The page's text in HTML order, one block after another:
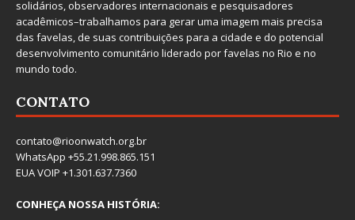
solidários, observadores internacionais e pesquisadores
acadêmicos–trabalhamos para gerar uma imagem mais precisa
das favelas, de suas contribuições para a cidade e do potencial
desenvolvimento comunitário liderado por favelas no Rio e no
mundo todo.
CONTATO
contato@rioonwatch.org.br
WhatsApp +55.21.998.865.151
EUA VOIP +1.301.637.7360
CONHEÇA NOSSA HISTÓRIA: